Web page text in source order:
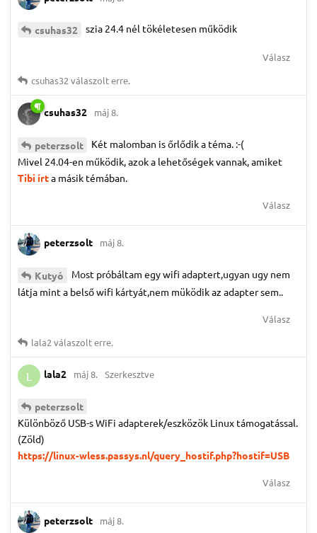
csuhas32 szia 24.4 nél tökéletesen működik
Válasz
csuhas32 válaszolt erre.
csuhas32 máj 8.
peterzsolt
Két malomban is őrlődik a téma. :-(
Mivel 24.04-en működik, azok a lehetőségek vannak, amiket
Tibi írta másik témában.
Válasz
peterzsolt máj 8.
Kutyó
Most próbáltam egy wifi adaptert,ugyan ugy nem
látja mint a belső wifi kártyát,nem müködik az adapter sem..
Válasz
lala2 válaszolt erre.
L lala2 máj 8. Szerkesztve
peterzsolt
Különböző USB-s WiFi adapterek/eszközök Linux támogatással.
(Zöld)
https://linux-wless.passys.nl/query_hostif.php?hostif=USB
Válasz
peterzsolt máj 8.